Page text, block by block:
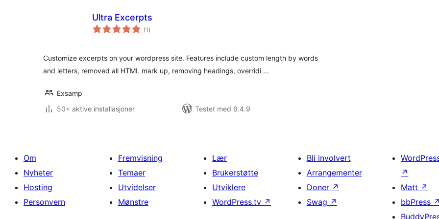
Ultra Excerpts
(1 totale
vurderinger
)
Customize excerpts on your wordpress site. Features include custom length by words
and letters, removed all HTML mark up, removing headings, overridi …
Exsamp
50+ aktive installasjoner
Testet med 6.4.9
Om
Nyheter
Hosting
Personvern
Fremvisning
Temaer
Utvidelser
Mønstre
Lær
Brukerstøtte
Utviklere
WordPress.tv ↗
Bli involvert
Arrangementer
Doner ↗
Swag ↗
↗
Matt ↗
bbPress ↗